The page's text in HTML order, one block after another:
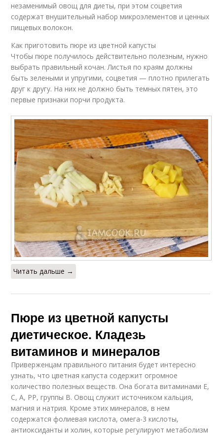
незаменимый овощ для диеты, при этом соцветия
содержат внушительный набор микроэлементов и ценных
пищевых волокон.
Как приготовить пюре из цветной капусты
Чтобы пюре получилось действительно полезным, нужно
выбрать правильный кочан. Листья по краям должны
быть зелеными и упругими, соцветия — плотно прилегать
друг к другу. На них не должно быть темных пятен, это
первые признаки порчи продукта.
Читать дальше →
Пюре из цветной капусты
диетическое. Кладезь
витаминов и минералов
Приверженцам правильного питания будет интересно
узнать, что цветная капуста содержит огромное
количество полезных веществ. Она богата витаминами Е,
С, А, РР, группы В. Овощ служит источником кальция,
магния и натрия. Кроме этих минералов, в нем
содержатся фолиевая кислота, омега-3 кислоты,
антиоксиданты и холин, которые регулируют метаболизм